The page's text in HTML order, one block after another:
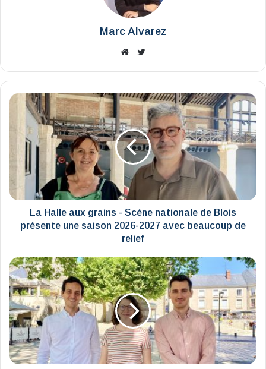
Marc Alvarez
Website
La
Halle
grains
Scène
nationale
de
Blois
présente
une
2027
avec
beaucoup
de
relief
La Halle aux grains - Scène nationale de Blois
présente une saison 2026-2027 avec beaucoup de
relief
Entre
Blois
et
Paris,
l’association
Illico
réclame
des
trains